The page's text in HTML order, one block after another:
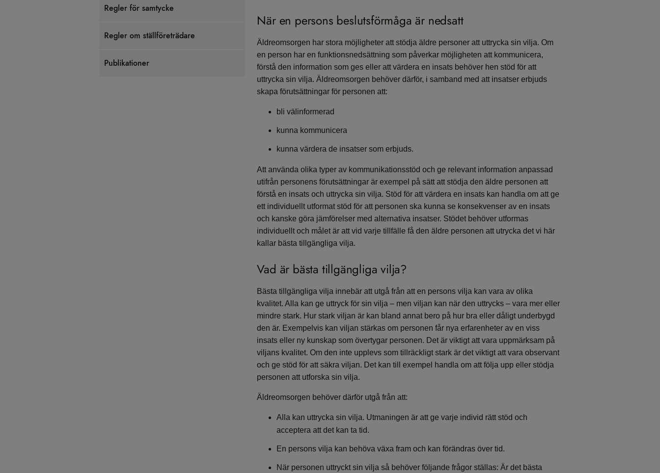
Reg­ler för sam­tycke
Reg­ler om ställ­fö­re­trä­dare
Pub­li­ka­tio­ner
När en persons beslutsförmåga är nedsatt
Äldreomsorgen har stora möjligheter att stödja äldre personer att uttrycka sin vilja. Om
en person har en funktionsnedsättning som påverkar möjligheten att kommunicera,
förstå den information som ges eller att värdera en insats behöver hen stöd för att
uttrycka sin vilja. Äldreomsorgen behöver därför, i samband med att insatser erbjuds
skapa förutsättningar för personen att:
bli välinformerad
kunna kommunicera
kunna värdera de insatser som erbjuds.
Att använda olika typer av kommunikationsstöd och ge relevant information anpassad
utifrån personens förutsättningar är exempel på sätt att stödja den äldre personen att
förstå en insats och uttrycka sin vilja. Stöd för att värdera en insats kan handla om att ge
ett individuellt utformat stöd för att personen ska kunna se konsekvenser av en insats
och kanske göra jämförelser med alternativa insatser. Stödet behöver utformas
individuellt och målet är att vid varje tillfälle få den äldre personen att utrycka det vi här
kallar bästa tillgängliga vilja.
Vad är bästa tillgängliga vilja?
Bästa tillgängliga vilja innebär att utgå från att en persons vilja kan vara av olika
kvalitet. Alla kan ge uttryck för sin vilja – men viljan kan när den uttrycks – vara mer eller
mindre stark. Hur stark viljan är kan bland annat bero på hur bra eller dåligt underbygd
den är. Exempelvis kan viljan stärkas om personen får nya erfarenheter av en viss
insats eller ny kunskap som övertygar personen. Det är viktigt att vara uppmärksam på
viljans kvalitet. Om den inte upplevs som tillräckligt stark är det viktigt att vara observant
och ge stöd för att säkra viljan. Det kan till exempel handla om att följa upp eller stödja
personen att utforska sin vilja.
Äldreomsorgen behöver därför utgå från att:
Alla kan uttrycka sin vilja. Utmaningen är att ge varje individ rätt stöd och
acceptera att det kan ta tid.
En persons vilja kan behöva växa fram och kan förändras över tid.
När personen uttryckt sin vilja så behöver följande frågor ställas: Är det bästa